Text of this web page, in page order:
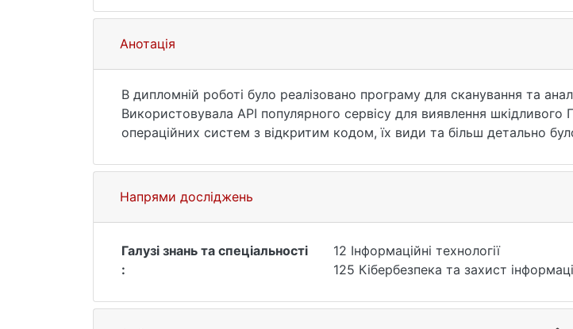
Анотація
В дипломній роботі було реалізовано програму для сканування та
Використовувала API популярного сервісу для виявлення шкідливого ПЗ VirusTotal. В роботі була
операційних систем з відкритим кодом, їх види та більш детально
Найпопулярнішою є операційна система на базі Linux, яка
зберігаються та оброблюються важливі дані організації тому є
Напрями досліджень
Галузі знань та спеціальності
:
12 Інформаційні технології
125 Кібербезпека та захист